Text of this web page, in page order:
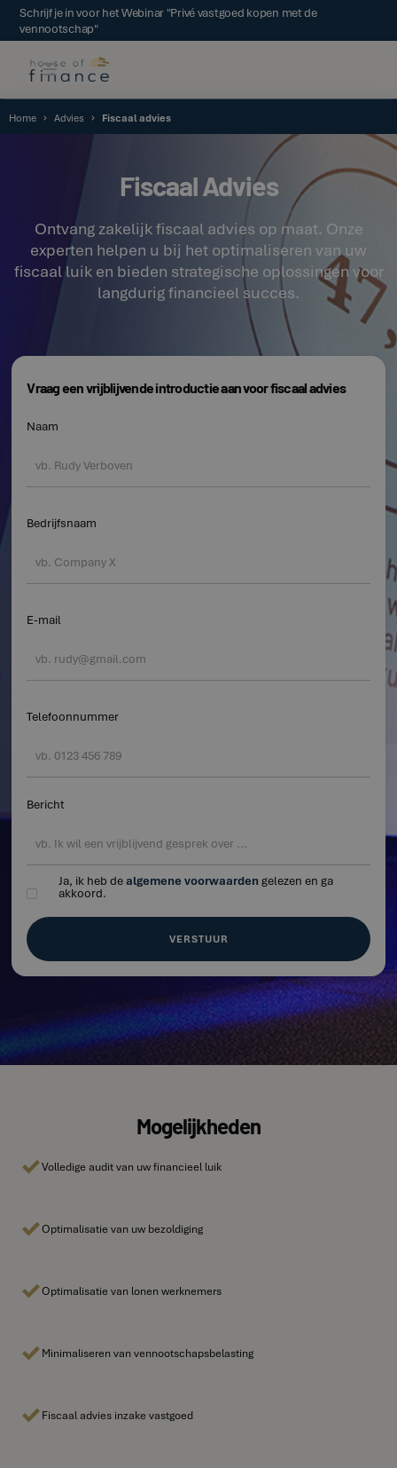
Schrijf je in voor het Webinar "Privé vastgoed kopen met de
vennootschap"
Home Advies Fiscaal advies
Fiscaal Advies
Ontvang zakelijk fiscaal advies op maat. Onze
experten helpen u bij het optimaliseren van uw
fiscaal luik en bieden strategische oplossingen voor
langdurig financieel succes.
Vraag een vrijblijvende introductie aan voor fiscaal advies
Naam
Bedrijfsnaam
E-mail
Telefoonnummer
Bericht
Ja, ik heb dealgemene voorwaardengelezen en ga
akkoord.
Mogelijkheden
Volledige audit van uw financieel luik
Optimalisatie van uw bezoldiging
Optimalisatie van lonen werknemers
Minimaliseren van vennootschapsbelasting
Fiscaal advies inzake vastgoed